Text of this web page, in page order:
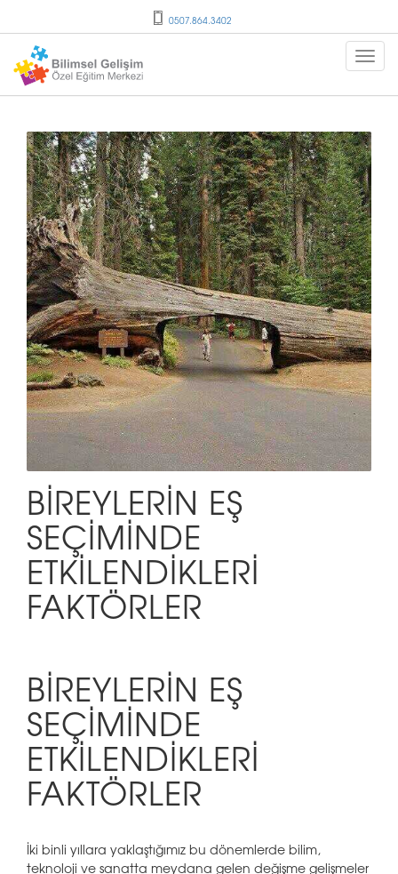
0507.864.3402
BİREYLERİN EŞ
SEÇİMİNDE
ETKİLENDİKLERİ
FAKTÖRLER
BİREYLERİN EŞ
SEÇİMİNDE
ETKİLENDİKLERİ
FAKTÖRLER
İki binli yıllara yaklaştığımız bu dönemlerde bilim,
teknoloji ve sanatta meydana gelen değişme gelişmeler